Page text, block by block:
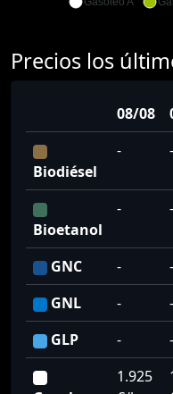
Precios los
08/08
Biodiésel
- -
Bioetanol
- -
GNC - -
GNL
- -
GLP
- -
1.925